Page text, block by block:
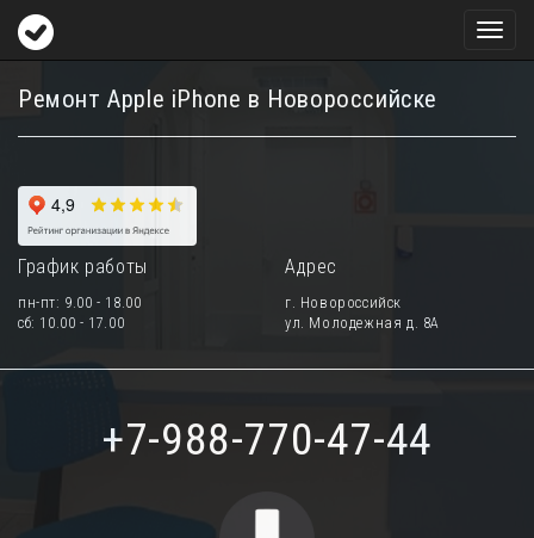
Ремонт Apple iPhone в Новороссийске
График работы
пн-пт: 9.00 - 18.00
сб: 10.00 - 17.00
Адрес
г. Новороссийск
ул. Молодежная д. 8А
+7-988-770-47-44